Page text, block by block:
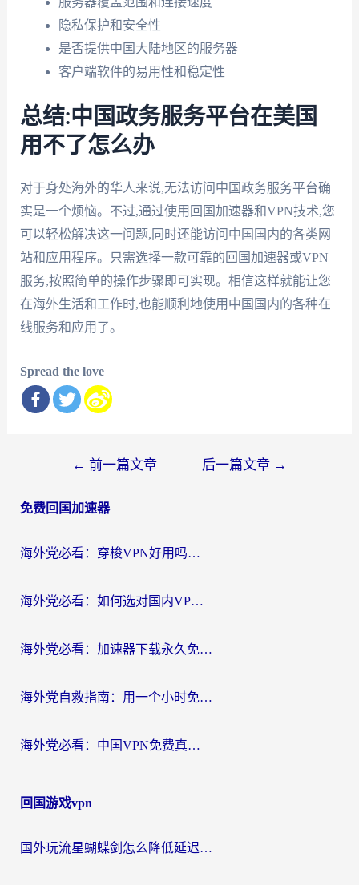
隐私保护和安全性
是否提供中国大陆地区的服务器
客户端软件的易用性和稳定性
总结:中国政务服务平台在美国
用不了怎么办
对于身处海外的华人来说,无法访问中国政务服务平台确
实是一个烦恼。不过,通过使用回国加速器和VPN技术,您
可以轻松解决这一问题,同时还能访问中国国内的各类网
站和应用程序。只需选择一款可靠的回国加速器或VPN
服务,按照简单的操作步骤即可实现。相信这样就能让您
在海外生活和工作时,也能顺利地使用中国国内的各种在
线服务和应用了。
Spread the love
导
← 前一篇文章 后一篇文章 →
免费回国加速器
海外党必看：穿梭VPN好用吗？和云帆VPN对比哪个回国效果更好？附真实测评+避坑指南
海外党必看：如何选对国内VPN，实现无缝访问国内资源？
海外党必看：加速器下载永久免费版真的存在吗？教你无缝访问国内资源的正确姿势
海外党自救指南：用一个小时免费加速器，轻松打破国内资源访问壁垒？
海外党必看：中国VPN免费真的靠谱吗？手把手教你选对回国加速器
回国游戏vpn
国外玩流星蝴蝶剑怎么降低延迟？海外党必看的加速秘籍（含欧洲鸣潮&彩虹岛优化攻略）